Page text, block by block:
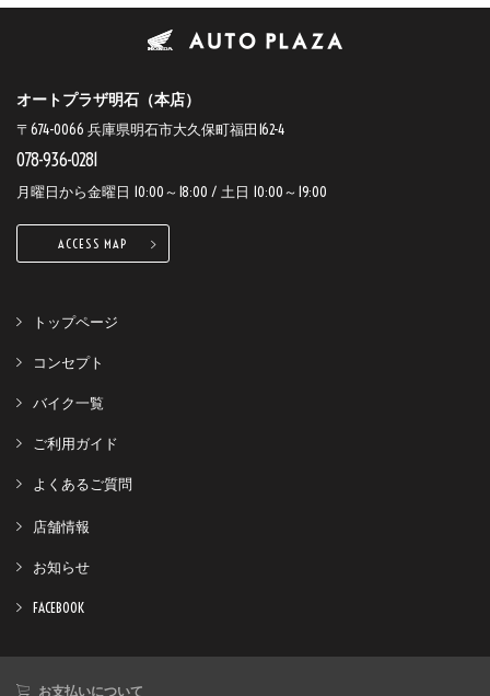
オートプラザ明石（本店）
〒674-0066 兵庫県明石市大久保町福田162-4
078-936-0281
月曜日から金曜日 10:00～18:00 / 土日 10:00～19:00
ACCESS MAP
トップページ
コンセプト
バイク一覧
ご利用ガイド
よくあるご質問
店舗情報
お知らせ
FACEBOOK
お支払いについて